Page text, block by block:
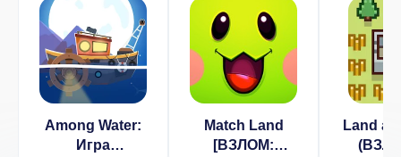
Among Water:
Игра
Match Land
[ВЗЛОМ:
Land